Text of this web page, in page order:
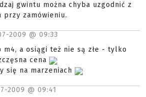
gwintu można chyba uzgodnić z
przy zamówieniu.
2009 @ 09:33
m4, a osiągi też nie są złe - tylko
cena
się na marzeniach
2009 @ 09:41